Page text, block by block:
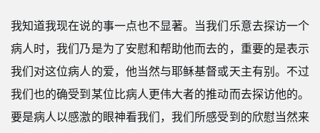
我知道我现在说的事一点也不显著。当我们乐意去探访一个
病人时，我们乃是为了安慰和帮助他而去的，重要的是表示
我们对这位病人的爱，他当然与耶稣基督或天主有别。不过
我们也的确受到某位比病人更伟大者的推动而去探访他的。
要是病人以感激的眼神看我们，我们所感受到的欣慰当然来